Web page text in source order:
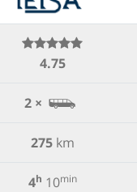
4.75
2 ×
275km
4h 10min